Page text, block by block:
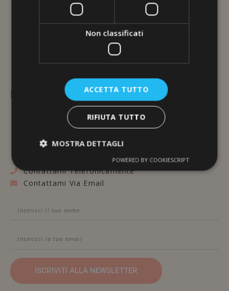
L'ERBORISTERIA
Via Brunelleschi, 117
48100 Ravenna
Contattami Telefonicamente
Contattami Via Email
ISCRIVITI ALLA NEWSLETTER
Non classificati
ACCETTA TUTTO
RIFIUTA TUTTO
MOSTRA DETTAGLI
POWERED BY COOKIESCRIPT